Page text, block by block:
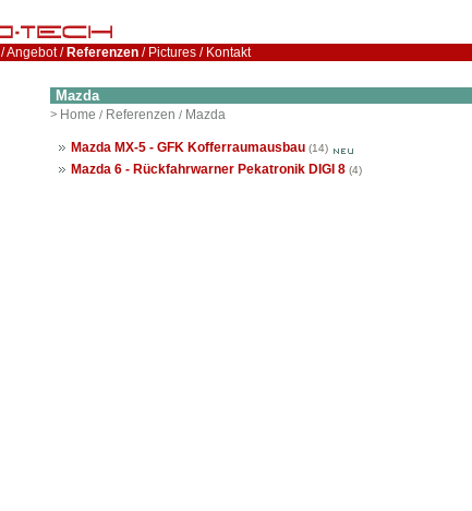
Mazda
> Home / Referenzen / Mazda
Mazda MX-5 - GFK Kofferraumausbau (14)
Mazda 6 - Rückfahrwarner Pekatronik DIGI 8 (4)
/Angebot/ Referenzen / Pictures / Kontakt